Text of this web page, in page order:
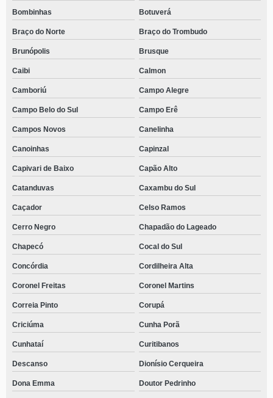
Bombinhas Botuverá
Braço do Norte Braço do Trombudo
Brunópolis Brusque
Caibi Calmon
Camboriú Campo Alegre
Campo Belo do Sul Campo Erê
Campos Novos Canelinha
Canoinhas Capinzal
Capivari de Baixo Capão Alto
Catanduvas Caxambu do Sul
Caçador Celso Ramos
Cerro Negro Chapadão do Lageado
Chapecó Cocal do Sul
Concórdia Cordilheira Alta
Coronel Freitas Coronel Martins
Correia Pinto Corupá
Criciúma Cunha Porã
Cunhataí Curitibanos
Descanso Dionísio Cerqueira
Dona Emma Doutor Pedrinho